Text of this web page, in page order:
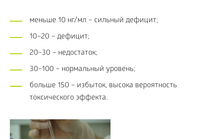
меньше 10 нг/мл – сильный дефицит;
10–20 – дефицит;
20–30 – недостаток;
30–100 – нормальный уровень;
больше 150 – избыток, высока вероятность
токсического эффекта.